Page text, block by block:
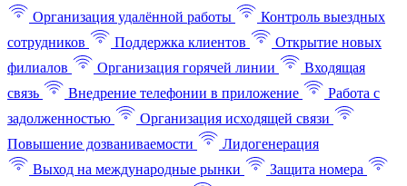
Организация удалённой работы
Контроль выездных
сотрудников
Поддержка клиентов
Открытие новых
филиалов
Организация горячей линии
Входящая
связь
Внедрение телефонии в приложение
Работа с
задолженностью
Организация исходящей связи
Повышение дозваниваемости
Лидогенерация
Выход на международные рынки
Защита номера